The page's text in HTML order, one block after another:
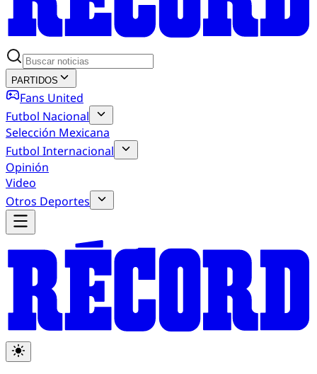
PARTIDOS
Fans United
Futbol Nacional
Selección Mexicana
Futbol Internacional
Opinión
Video
Otros Deportes